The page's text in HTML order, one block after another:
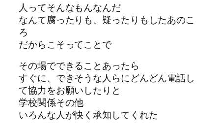
人ってそんなもんなんだ
なんて腐ったりも、疑ったりもしたあのこ
ろ
だからこそってことで
その場でできることあったら
すぐに、できそうな人らにどんどん電話し
て協力をお願いしたりと
学校関係その他
いろんな人が快く承知してくれた